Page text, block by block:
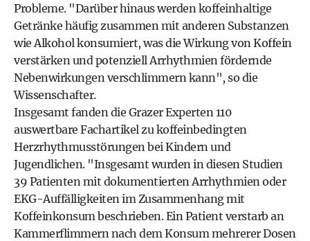
Probleme. "Darüber hinaus werden koffeinhaltige
Getränke häufig zusammen mit anderen Substanzen
wie Alkohol konsumiert, was die Wirkung von Koffein
verstärken und potenziell Arrhythmien fördernde
Nebenwirkungen verschlimmern kann", so die
Wissenschafter.
Insgesamt fanden die Grazer Experten 110
auswertbare Fachartikel zu koffeinbedingten
Herzrhythmusstörungen bei Kindern und
Jugendlichen. "Insgesamt wurden in diesen Studien
39 Patienten mit dokumentierten Arrhythmien oder
EKG-Auffälligkeiten im Zusammenhang mit
Koffeinkonsum beschrieben. Ein Patient verstarb an
Kammerflimmern nach dem Konsum mehrerer Dosen